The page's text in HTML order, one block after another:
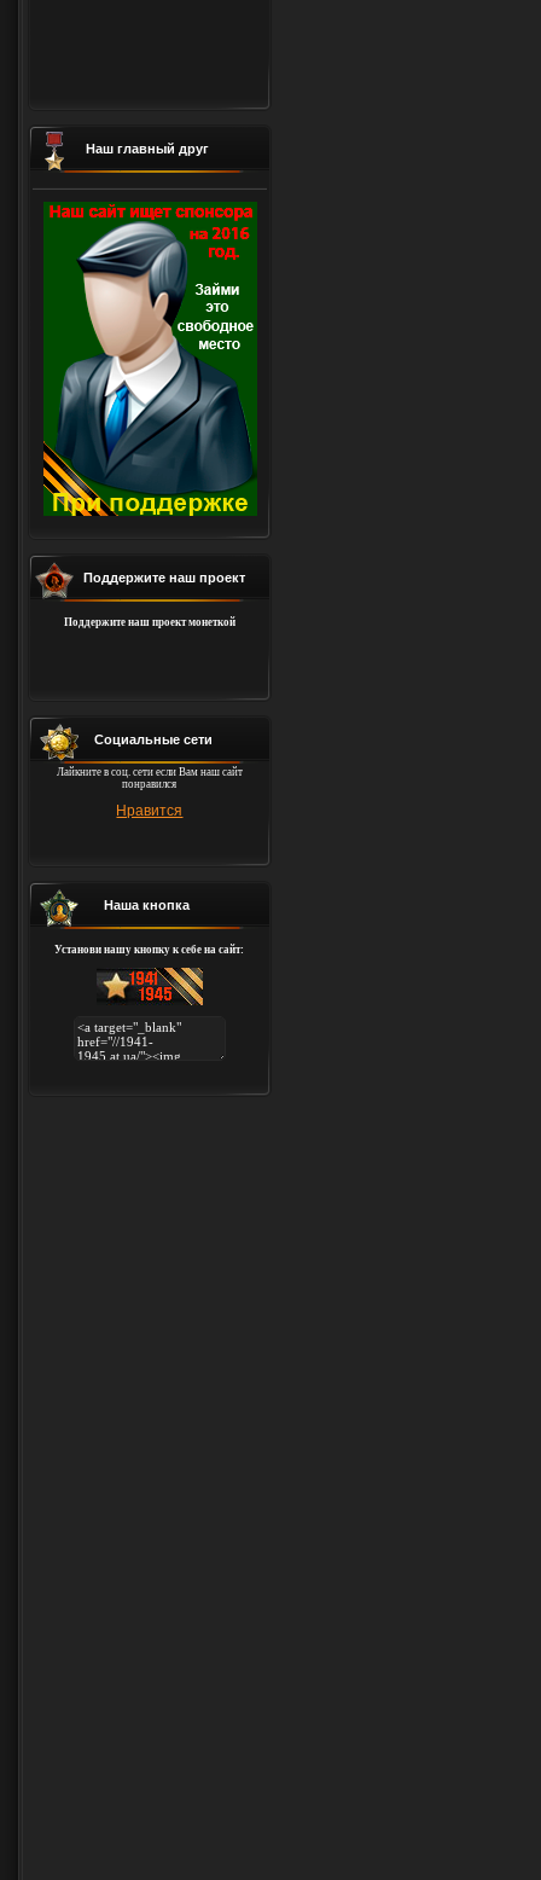
Наш главный друг
Поддержите наш проект
Поддержите наш проект монеткой
Социальные сети
Лайкните в соц. сети если Вам наш сайт
понравился
Нравится
Наша кнопка
Установи нашу кнопку к себе на сайт: